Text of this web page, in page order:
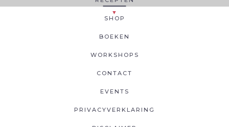
SHOP
BOEKEN
WORKSHOPS
CONTACT
EVENTS
PRIVACYVERKLARING